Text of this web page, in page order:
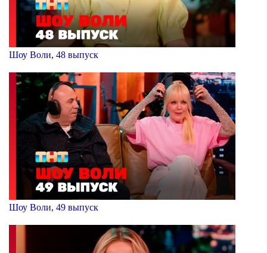
Шоу Воли, 48 выпуск
Шоу Воли, 49 выпуск